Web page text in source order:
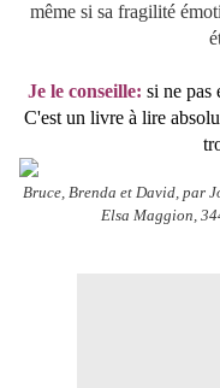
même si sa fragilité
Je le conseille: si ne pas
C'est un livre à lire
Bruce, Brenda et David, par
Elsa Maggion,